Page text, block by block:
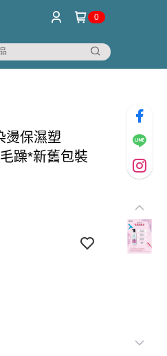
0
燙保濕塑
躁*新舊包裝